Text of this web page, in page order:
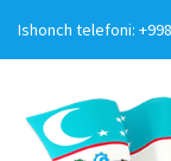
Ishonch telefoni: